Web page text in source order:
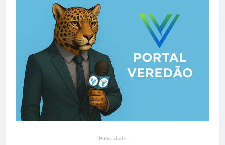
protestos em Buenos
Apollo compra EasyJet
por £ 5,7 bilhões e
redesenha mercado de
baixo custo na Europa
Publicidade